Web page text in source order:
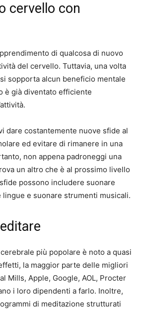
cervello con
di qualcosa di nuovo
del cervello. Tuttavia, una volta
sopporta alcun beneficio mentale
è già diventato efficiente
dare costantemente nuove sfide al
ed evitare di rimanere in una
non appena padroneggi una
un altro che è al prossimo livello
possono includere suonare
lingue e suonare strumenti musicali.
più popolare è noto a quasi
la maggior parte delle migliori
Mills, Apple, Google, AOL, Procter
i loro dipendenti a farlo. Inoltre,
di meditazione strutturati